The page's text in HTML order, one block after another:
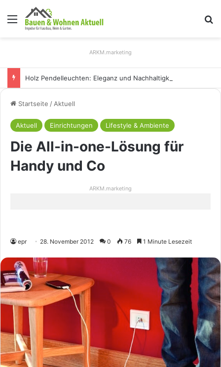
Menü
ARKM.marketing
Startseite / Aktuell
Aktuell Einrichtungen Lifestyle & Ambiente
Die All-in-one-Lösung für
Handy und Co
ARKM.marketing
epr 28. November 2012 0 76 1 Minute Lesezeit